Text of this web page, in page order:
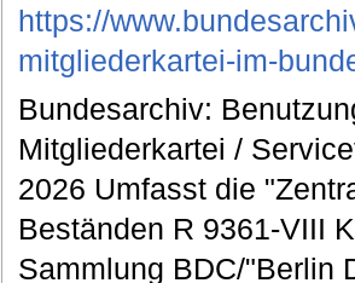
https://
mitgliederkartei-im-
Bundesarchiv:
Mitglieder­kartei /
2026 Umfasst die
Beständen R 9361-VIII
Sammlung BDC/"Berlin